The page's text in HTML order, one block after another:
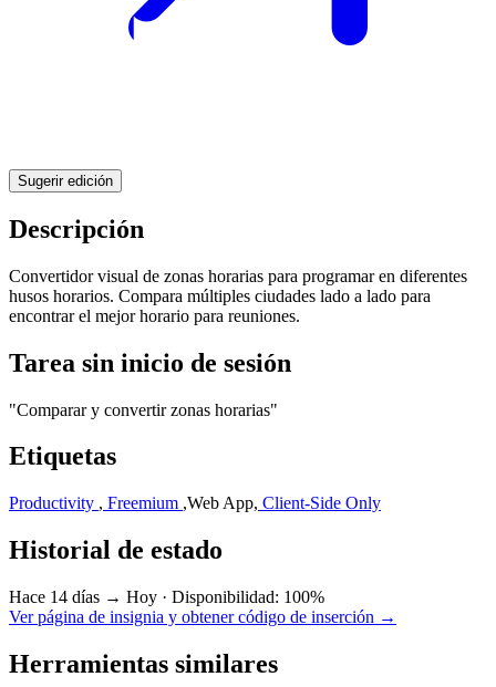
Sugerir edición
Descripción
Convertidor visual de zonas horarias para programar en diferentes
husos horarios. Compara múltiples ciudades lado a lado para
encontrar el mejor horario para reuniones.
Tarea sin inicio de sesión
"Comparar y convertir zonas horarias"
Etiquetas
Productivity , Freemium ,Web App, Client-Side Only
Historial de estado
Hace 14 días → Hoy · Disponibilidad: 100%
Ver página de insignia y obtener código de inserción →
Herramientas similares